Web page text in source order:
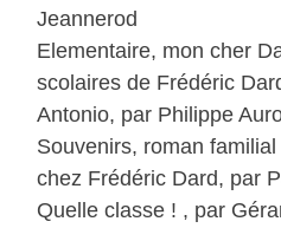
Jeannerod
Elementaire, mon cher
scolaires de Frédéric
Antonio, par Philippe
Souvenirs, roman
chez Frédéric Dard, par
Quelle classe ! , par